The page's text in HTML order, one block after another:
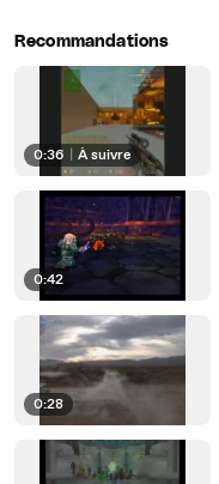
Recommandations
0:36 À suivre
0:42
0:28